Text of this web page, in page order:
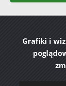
Grafiki i